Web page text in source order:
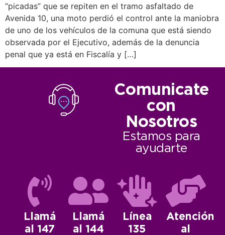
“picadas” que se repiten en el tramo asfaltado de
Avenida 10, una moto perdió el control ante la maniobra
de uno de los vehículos de la comuna que está siendo
observada por el Ejecutivo, además de la denuncia
penal que ya está en Fiscalía y […]
Comunicate
con
Nosotros
Estamos para
ayudarte
Llamá
al 147
Llamá
al 144
Línea
135
Atención
al